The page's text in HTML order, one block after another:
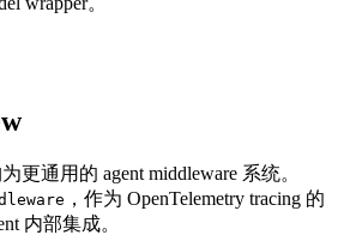
更通用的 agent middleware 系统。
，作为 OpenTelemetry tracing 的
内部集成。